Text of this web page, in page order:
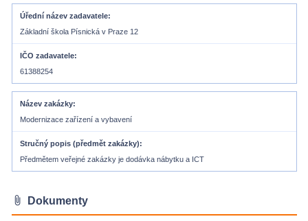
Úřední název zadavatele
Základní škola Písnická v Praze 12
IČO zadavatele
61388254
Název zakázky
Modernizace zařízení a vybavení
Stručný popis (předmět zakázky)
Předmětem veřejné zakázky je dodávka nábytku a ICT
attach_file Dokumenty